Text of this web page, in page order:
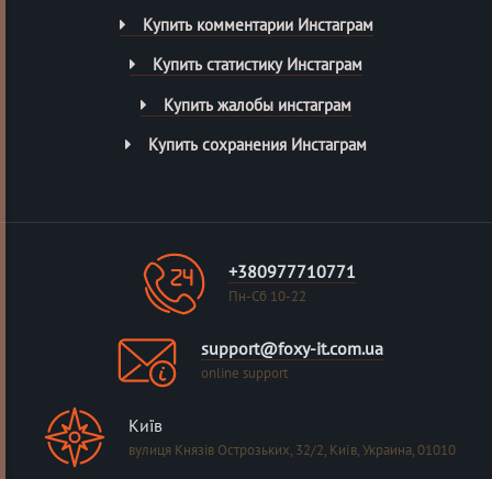
Купить комментарии Инстаграм
Купить статистику Инстаграм
Купить жалобы инстаграм
Купить сохранения Инстаграм
+380977710771
Пн-Сб 10-22
support@foxy-it.com.ua
online support
Київ
вулиця Князів Острозьких, 32/2, Київ, Украина, 01010